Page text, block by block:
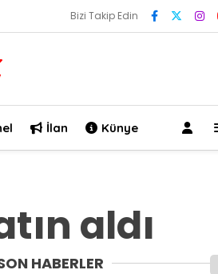
Bizi Takip Edin
İlan Künye
aldı
HABERLER